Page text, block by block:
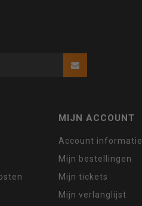
MIJN ACCOUNT
Account informatie
Mijn bestellingen
Mijn tickets
Mijn verlanglijst